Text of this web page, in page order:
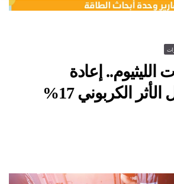
الليثيوم.. إعادة
استعمالها يقلل الأثر الكربوني 17%